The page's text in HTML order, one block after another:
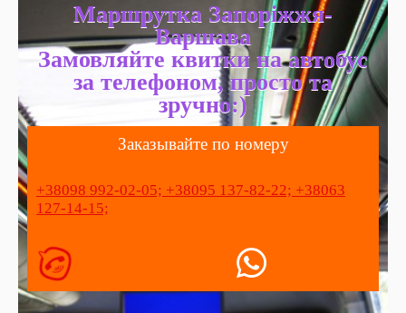
Маршрутка Запоріжжя-
Варшава
Замовляйте квитки на автобус
за телефоном, просто та
зручно:)
Заказывайте по номеру
+38098 992-02-05; +38095 137-82-22; +38063
127-14-15;